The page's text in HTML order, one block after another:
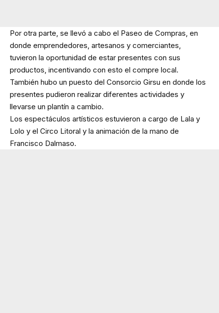
Por otra parte, se llevó a cabo el Paseo de Compras, en
donde emprendedores, artesanos y comerciantes,
tuvieron la oportunidad de estar presentes con sus
productos, incentivando con esto el compre local.
También hubo un puesto del Consorcio Girsu en donde los
presentes pudieron realizar diferentes actividades y
llevarse un plantín a cambio.
Los espectáculos artísticos estuvieron a cargo de Lala y
Lolo y el Circo Litoral y la animación de la mano de
Francisco Dalmaso.